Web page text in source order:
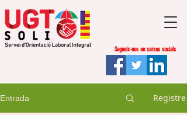
Segueix-nos en xarxes socials
Entrada Registre